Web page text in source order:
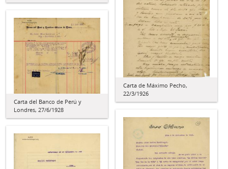
Carta de Máximo Pecho,
22/3/1926
Carta del Banco de Perú y
Londres, 27/6/1928